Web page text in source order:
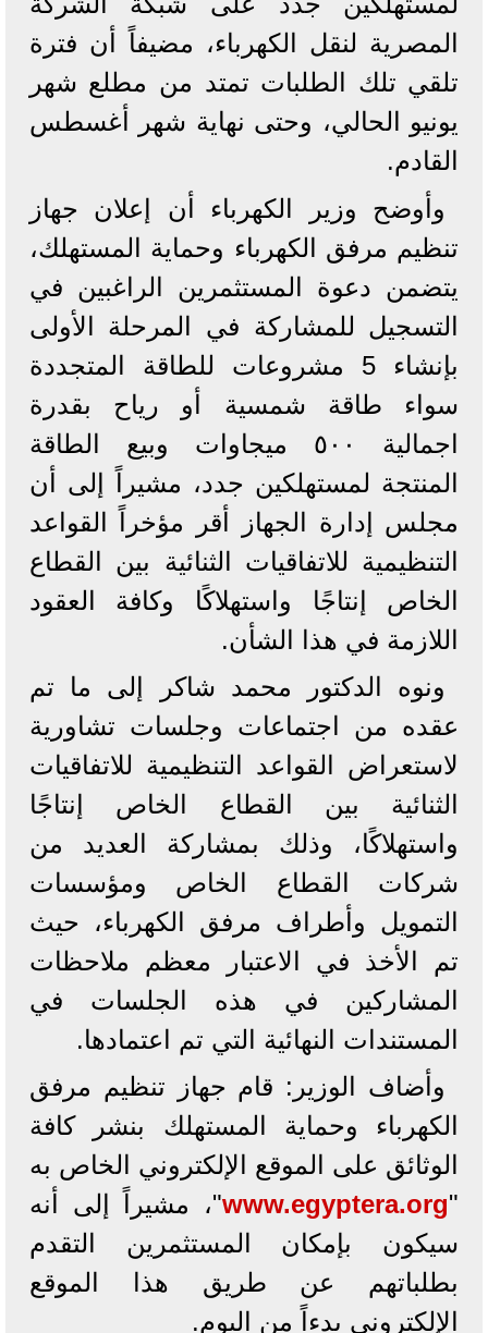
المصرية لنقل الكهرباء، مضيفاً أن فترة
تلقي تلك الطلبات تمتد من مطلع شهر
يونيو الحالي، وحتى نهاية شهر أغسطس
القادم.
وأوضح وزير الكهرباء أن إعلان جهاز
تنظيم مرفق الكهرباء وحماية المستهلك،
يتضمن دعوة المستثمرين الراغبين في
التسجيل للمشاركة في المرحلة الأولى
بإنشاء 5 مشروعات للطاقة المتجددة
سواء طاقة شمسية أو رياح بقدرة
اجمالية ٥٠٠ ميجاوات وبيع الطاقة
المنتجة لمستهلكين جدد، مشيراً إلى أن
مجلس إدارة الجهاز أقر مؤخراً القواعد
التنظيمية للاتفاقيات الثنائية بين القطاع
الخاص إنتاجًا واستهلاكًا وكافة العقود
اللازمة في هذا الشأن.
ونوه الدكتور محمد شاكر إلى ما تم
عقده من اجتماعات وجلسات تشاورية
لاستعراض القواعد التنظيمية للاتفاقيات
الثنائية بين القطاع الخاص إنتاجًا
واستهلاكًا، وذلك بمشاركة العديد من
شركات القطاع الخاص ومؤسسات
التمويل وأطراف مرفق الكهرباء، حيث
تم الأخذ في الاعتبار معظم ملاحظات
المشاركين في هذه الجلسات في
المستندات النهائية التي تم اعتمادها.
وأضاف الوزير: قام جهاز تنظيم مرفق
الكهرباء وحماية المستهلك بنشر كافة
الوثائق على الموقع الإلكتروني الخاص به
"
www.egyptera.org"، مشيراً إلى أنه
سيكون بإمكان المستثمرين التقدم
بطلباتهم عن طريق هذا الموقع
الإلكتروني بدءاً من اليوم.